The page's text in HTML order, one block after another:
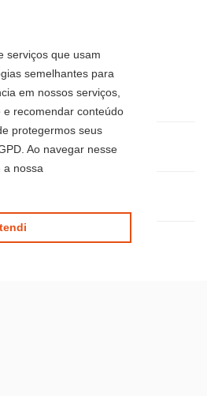
serviços que usam
semelhantes para
em nossos serviços,
e recomendar conteúdo
protegermos seus
Ao navegar nesse
a nossa
Catarina
/ 99915-0583